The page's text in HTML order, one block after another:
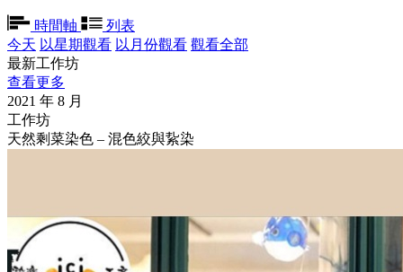
時間軸
列表
今天 以星期觀看 以月份觀看 觀看全部
最新工作坊
查看更多
2021 年 8 月
工作坊
天然剩菜染色 – 混色絞與紥染